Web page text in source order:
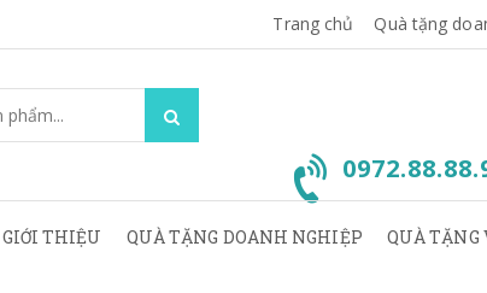
Trang chủ Quà tặng
GIỚI THIỆU QUÀ TẶNG DOANH NGHIỆP QUÀ TẶNG